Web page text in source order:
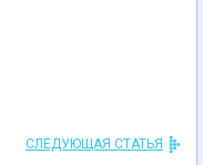
СЛЕДУЮЩАЯ СТАТЬЯ